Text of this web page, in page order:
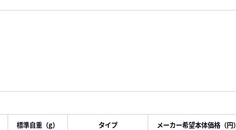
標準自重（g） タイプ メーカー希望本体価格（円）